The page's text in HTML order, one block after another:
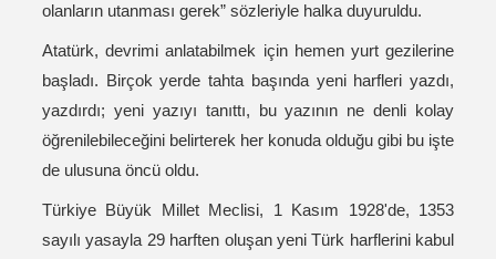
olanların utanması gerek” sözleriyle halka duyuruldu.
Atatürk, devrimi anlatabilmek için hemen yurt gezilerine
başladı. Birçok yerde tahta başında yeni harfleri yazdı,
yazdırdı; yeni yazıyı tanıttı, bu yazının ne denli kolay
öğrenilebileceğini belirterek her konuda olduğu gibi bu işte
de ulusuna öncü oldu.
Türkiye Büyük Millet Meclisi, 1 Kasım 1928'de, 1353
sayılı yasayla 29 harften oluşan yeni Türk harflerini kabul